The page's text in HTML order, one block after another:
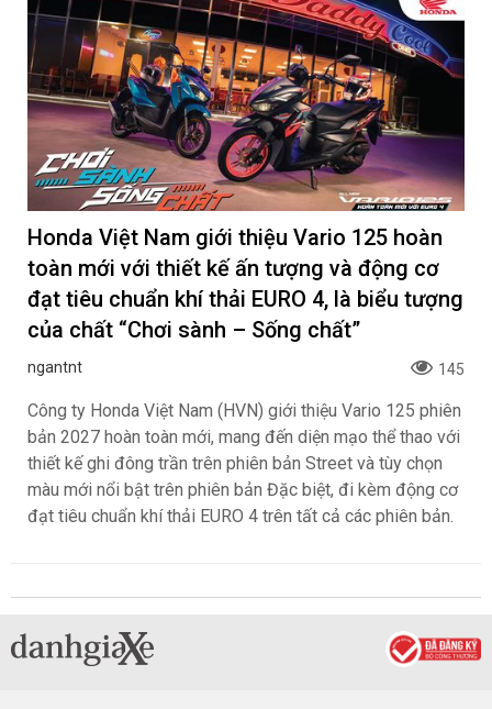
Honda Việt Nam giới thiệu Vario 125 hoàn
toàn mới với thiết kế ấn tượng và động cơ
đạt tiêu chuẩn khí thải EURO 4, là biểu tượng
của chất “Chơi sành – Sống chất”
ngantnt 145
Công ty Honda Việt Nam (HVN) giới thiệu Vario 125 phiên
bản 2027 hoàn toàn mới, mang đến diện mạo thể thao với
thiết kế ghi đông trần trên phiên bản Street và tùy chọn
màu mới nổi bật trên phiên bản Đặc biệt, đi kèm động cơ
đạt tiêu chuẩn khí thải EURO 4 trên tất cả các phiên bản.